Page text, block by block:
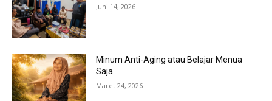
Juni 14, 2026
Minum Anti-Aging atau Belajar Menua
Saja
Maret 24, 2026